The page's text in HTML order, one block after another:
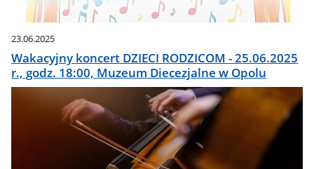
23.06.2025
Wakacyjny koncert DZIECI RODZICOM - 25.06.2025
r., godz. 18:00, Muzeum Diecezjalne w Opolu